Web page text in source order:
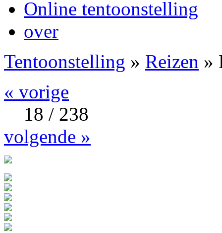
Online tentoonstelling
over
Tentoonstelling » Reizen »
« vorige
18 / 238
volgende »